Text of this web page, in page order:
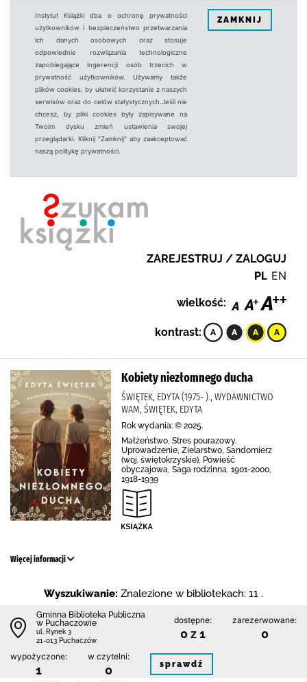
Instytut Książki dba o ochronę prywatności
użytkowników i bezpieczeństwo przetwarzania
ich danych osobowych oraz stosuje
odpowiednie rozwiązania technologiczne
zapobiegające ingerencji osób trzecich w
prywatność użytkowników. Używamy także
plików cookies, by ułatwić korzystanie z naszych
serwisów oraz do celów statystycznych.Jeśli nie
chcesz, by pliki cookies były zapisywane na
Twoim dysku zmień ustawienia swojej
przeglądarki. Kliknij "Zamknij" aby zaakceptować
naszą politykę prywatności.
ZAMKNIJ
ZAREJESTRUJ / ZALOGUJ
PL EN
wielkość:
kontrast:
Kobiety niezłomnego ducha
ŚWIĘTEK, EDYTA (1975- )., WYDAWNICTWO
WAM, ŚWIĘTEK, EDYTA
Rok wydania: © 2025.
Małżeństwo, Stres pourazowy,
Uprowadzenie, Zielarstwo, Sandomierz
(woj. świętokrzyskie), Powieść
obyczajowa, Saga rodzinna, 1901-2000,
1918-1939
Więcej informacji
Wyszukiwanie: Znalezione w bibliotekach: 11 .
Gminna Biblioteka Publiczna
w Puchaczowie
ul. Rynek 3
21-013 Puchaczów
dostępne:
0 z 1
zarezerwowane:
0
wypożyczone:
1
w czytelni:
0 sprawdź